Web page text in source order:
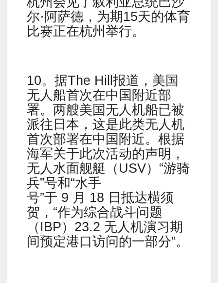
尔·阿萨德，为期15天的体育
比赛正在杭州举行。
10。据The Hill报道，美国
无人船首次在中国附近部
署。两艘美国无人机船已被
派往日本，这是此类无人机
首次部署在中国附近。根据
海军关于此次活动的声明，
无人水面舰艇（USV）“游骑
兵”号和“水手
号”于 9 月 18 日抵达横须
贺，“作为综合战斗问题
（IBP）23.2 无人机演习期
间预定港口访问的一部分”。